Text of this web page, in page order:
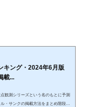
キング・2024年6月版
載...
観測シリーズという名のもとに予測
・サンクの掲載方法をまとめ階段降